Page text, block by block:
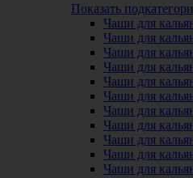
Показать
Чаши для
Чаши для
Чаши для
Чаши для
Чаши для
Чаши для
Чаши для
Чаши для
Чаши для
Чаши для
Чаши для